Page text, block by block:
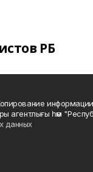
РБ
агентлығы һәм
данных